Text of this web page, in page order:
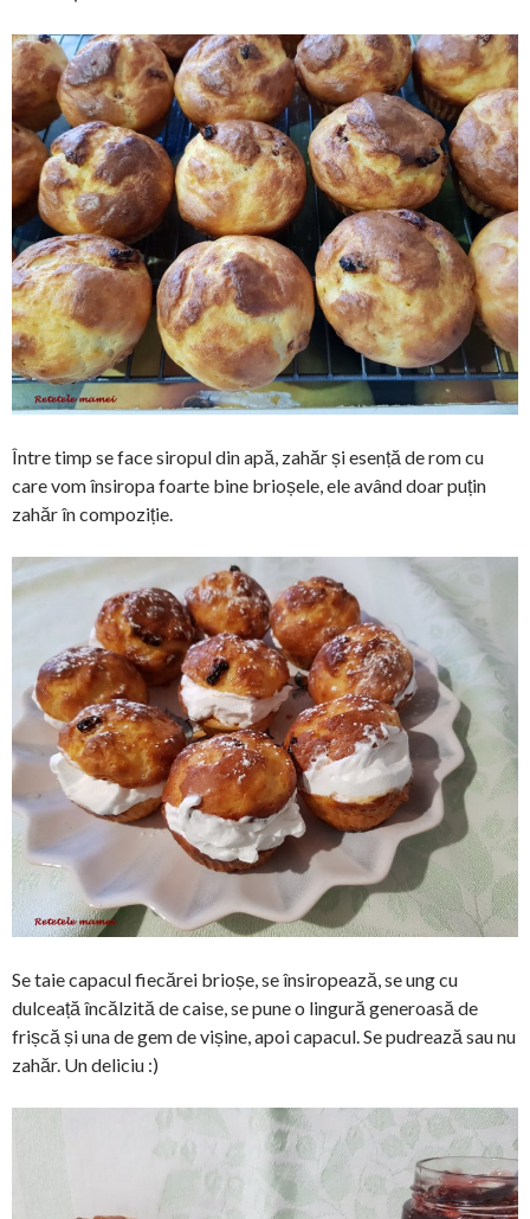
Între timp se face siropul din apă, zahăr și esență de rom cu
care vom însiropa foarte bine brioșele, ele având doar puțin
zahăr în compoziție.
Se taie capacul fiecărei brioșe, se însiropează, se ung cu
dulceață încălzită de caise, se pune o lingură generoasă de
frișcă și una de gem de vișine, apoi capacul. Se pudrează sau nu
zahăr. Un deliciu :)